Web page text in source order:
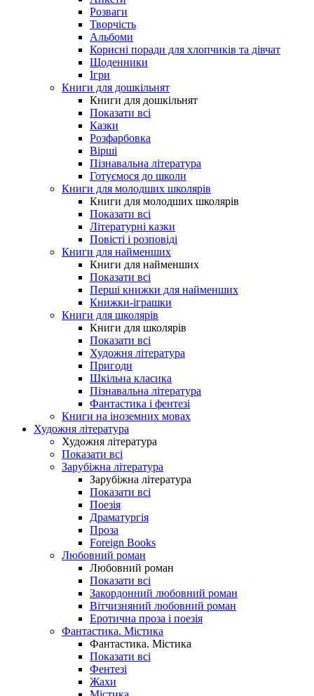
Розваги
Творчість
Альбоми
Корисні поради для хлопчиків та дівчат
Щоденники
Ігри
Книги для дошкільнят
Книги для дошкільнят
Показати всі
Казки
Розфарбовка
Вірші
Пізнавальна література
Готуємося до школи
Книги для молодших школярів
Книги для молодших школярів
Показати всі
Літературні казки
Повісті і розповіді
Книги для найменших
Книги для найменших
Показати всі
Перші книжки для найменших
Книжки-іграшки
Книги для школярів
Книги для школярів
Показати всі
Художня література
Пригоди
Шкільна класика
Пізнавальна література
Фантастика і фентезі
Книги на іноземних мовах
Художня література
Художня література
Показати всі
Зарубіжна література
Зарубіжна література
Показати всі
Поезія
Драматургія
Проза
Foreign Books
Любовний роман
Любовний роман
Показати всі
Закордонний любовний роман
Вітчизняний любовний роман
Еротична проза і поезія
Фантастика. Містика
Фантастика. Містика
Показати всі
Фентезі
Жахи